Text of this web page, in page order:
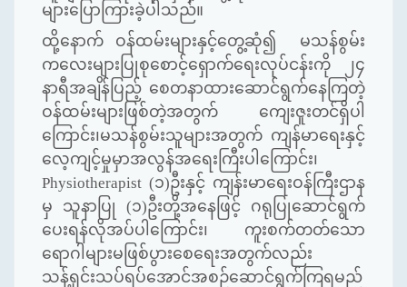
များပြောကြားခဲ့ပါသည်။
ထို့နောက် ဝန်ထမ်းများနှင့်တွေ့ဆုံ၍ မသန်စွမ်း
ကလေးများပြုစုစောင့်ရှောက်ရေးလုပ်ငန်းကို ၂၄
နာရီအချိန်ပြည့် စေတနာထားဆောင်ရွက်နေကြတဲ့
ဝန်ထမ်းများဖြစ်တဲ့အတွက် ကျေးဇူးတင်ရှိပါ
ကြောင်း၊မသန်စွမ်းသူများအတွက် ကျန်မာရေးနှင့်
လေ့ကျင့်မှုမှာအလွန်အရေးကြီးပါကြောင်း၊
Physiotherapist (၁)ဦးနှင့် ကျန်းမာရေးဝန်ကြီးဌာန
မှ သူနာပြု (၁)ဦးတို့အနေဖြင့် ဂရုပြုဆောင်ရွက်
ပေးရန်လိုအပ်ပါကြောင်း၊ ကူးစက်တတ်သော
ရောဂါများမဖြစ်ပွားစေရေးအတွက်လည်း
သန့်ရှင်းသပ်ရပ်အောင်အစဉ်ဆောင်ရွက်ကြရမည်